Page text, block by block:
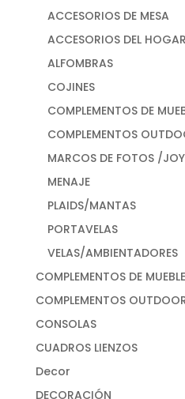
ACCESORIOS DE MESA
ACCESORIOS DEL HOGAR
ALFOMBRAS
COJINES
COMPLEMENTOS DE
COMPLEMENTOS
MARCOS DE FOTOS /
MENAJE
PLAIDS/MANTAS
PORTAVELAS
VELAS/AMBIENTADORES
COMPLEMENTOS DE MUEBLE
COMPLEMENTOS
CONSOLAS
CUADROS LIENZOS
Decor
DECORACIÓN